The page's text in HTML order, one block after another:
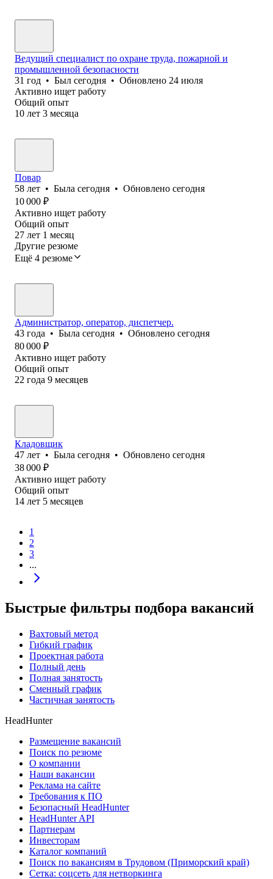
Ведущий специалист по охране труда, пожарной и
промышленной безопасности
31 год • Был сегодня • Обновлено 24 июля
Активно ищет работу
Общий опыт
10 лет 3 месяца
Повар
58 лет • Была сегодня • Обновлено сегодня
10 000 ₽
Активно ищет работу
Общий опыт
27 лет 1 месяц
Другие резюме
Ещё 4 резюме
Администратор, оператор, диспетчер.
43 года • Была сегодня • Обновлено сегодня
80 000 ₽
Активно ищет работу
Общий опыт
22 года 9 месяцев
Кладовщик
47 лет • Была сегодня • Обновлено сегодня
38 000 ₽
Активно ищет работу
Общий опыт
14 лет 5 месяцев
1
2
3
...
Быстрые фильтры подбора вакансий
Вахтовый метод
Гибкий график
Проектная работа
Полный день
Полная занятость
Сменный график
Частичная занятость
HeadHunter
Размещение вакансий
Поиск по резюме
О компании
Наши вакансии
Реклама на сайте
Требования к ПО
Безопасный HeadHunter
HeadHunter API
Партнерам
Инвесторам
Каталог компаний
Поиск по вакансиям в Трудовом (Приморский край)
Сетка: соцсеть для нетворкинга